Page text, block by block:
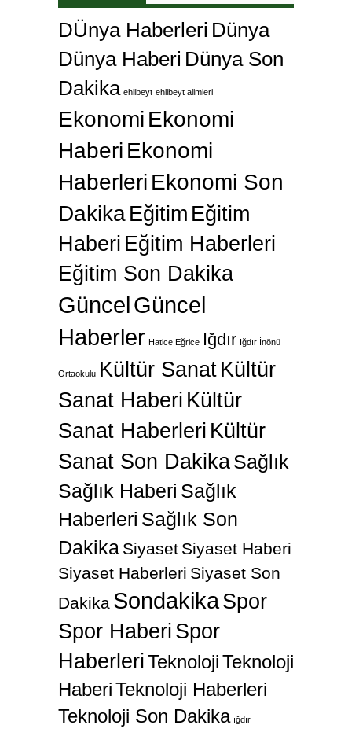
DÜnya Haberleri Dünya
Dünya Haberi Dünya Son
Dakika ehlibeyt ehlibeyt alimleri
Ekonomi Ekonomi
Haberi Ekonomi
Haberleri Ekonomi Son
Dakika Eğitim Eğitim
Haberi Eğitim Haberleri
Eğitim Son Dakika
GüncelGüncel
Haberler Hatice Eğrice Iğdır Iğdır İnönü
Ortaokulu Kültür SanatKültür
Sanat Haberi Kültür
Sanat Haberleri Kültür
Sanat Son DakikaSağlık
Sağlık Haberi Sağlık
Haberleri Sağlık Son
Dakika Siyaset Siyaset Haberi
Siyaset Haberleri Siyaset Son
Dakika SondakikaSpor
Spor Haberi Spor
HaberleriTeknolojiTeknoloji
HaberiTeknoloji Haberleri
Teknoloji Son Dakika ığdır